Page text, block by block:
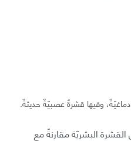
وفيها قشرةٌ عصبيّةٌ حديثةٌ.
البشريّة مقارنةً مع